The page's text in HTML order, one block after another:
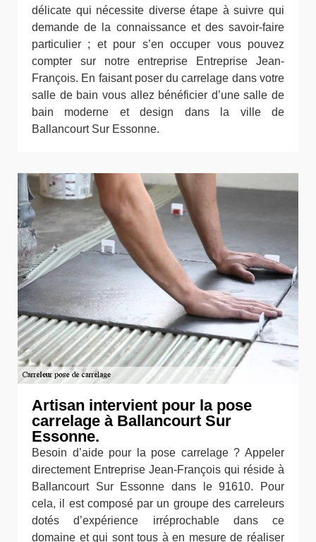
délicate qui nécessite diverse étape à suivre qui
demande de la connaissance et des savoir-faire
particulier ; et pour s’en occuper vous pouvez
compter sur notre entreprise Entreprise Jean-
François. En faisant poser du carrelage dans votre
salle de bain vous allez bénéficier d’une salle de
bain moderne et design dans la ville de
Ballancourt Sur Essonne.
Artisan intervient pour la pose
carrelage à Ballancourt Sur
Essonne.
Besoin d’aide pour la pose carrelage ? Appeler
directement Entreprise Jean-François qui réside à
Ballancourt Sur Essonne dans le 91610. Pour
cela, il est composé par un groupe des carreleurs
dotés d’expérience irréprochable dans ce
domaine et qui sont tous à en mesure de réaliser